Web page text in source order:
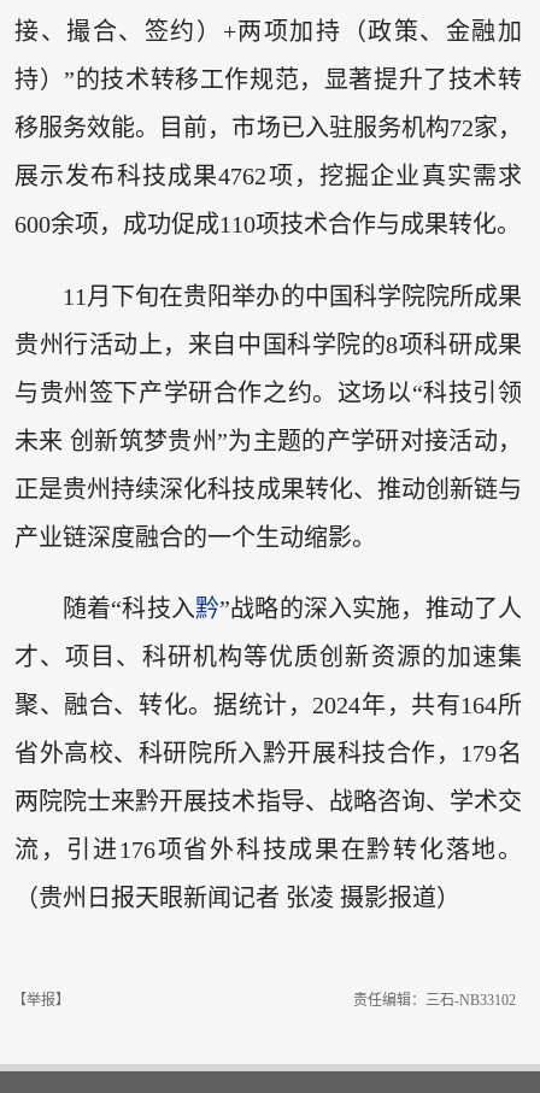
接、撮合、签约）+两项加持（政策、金融加
持）”的技术转移工作规范，显著提升了技术转
移服务效能。目前，市场已入驻服务机构72家，
展示发布科技成果4762项，挖掘企业真实需求
600余项，成功促成110项技术合作与成果转化。
11月下旬在贵阳举办的中国科学院院所成果
贵州行活动上，来自中国科学院的8项科研成果
与贵州签下产学研合作之约。这场以“科技引领
未来 创新筑梦贵州”为主题的产学研对接活动，
正是贵州持续深化科技成果转化、推动创新链与
产业链深度融合的一个生动缩影。
随着“科技入黔”战略的深入实施，推动了人
才、项目、科研机构等优质创新资源的加速集
聚、融合、转化。据统计，2024年，共有164所
省外高校、科研院所入黔开展科技合作，179名
两院院士来黔开展技术指导、战略咨询、学术交
流，引进176项省外科技成果在黔转化落地。
（贵州日报天眼新闻记者 张凌 摄影报道）
【举报】 责任编辑：三石-NB33102